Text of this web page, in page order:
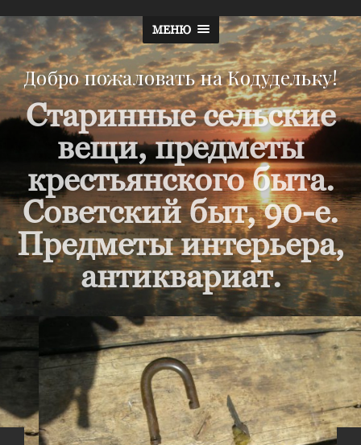
МЕНЮ
Добро пожаловать на Кодудельку!
Старинные сельские
вещи, предметы
крестьянского быта.
Советский быт, 90-е.
Предметы интерьера,
антиквариат.